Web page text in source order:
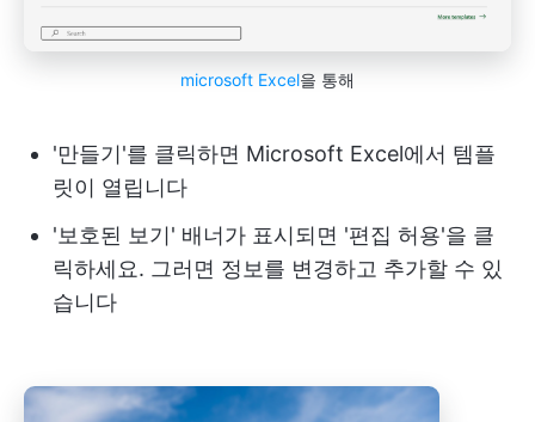
microsoft Excel을 통해
'만들기'를 클릭하면 Microsoft Excel에서 템플
릿이 열립니다
'보호된 보기' 배너가 표시되면 '편집 허용'을 클
릭하세요. 그러면 정보를 변경하고 추가할 수 있
습니다